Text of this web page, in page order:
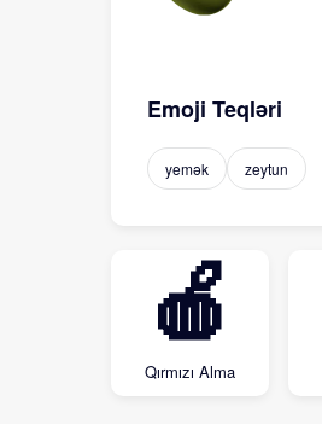
Emoji Teqləri
yemək zeytun
🍎
Qırmızı Alma